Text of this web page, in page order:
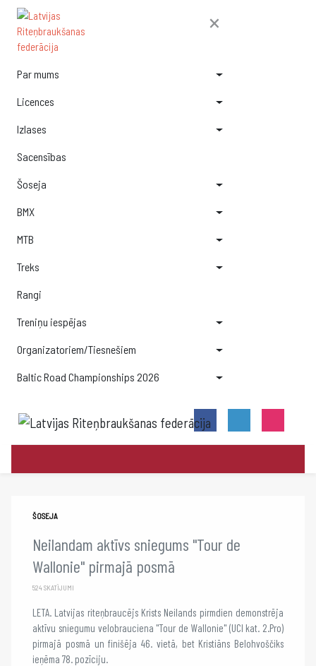
×
Par mums
Licences
Izlases
Sacensības
Šoseja
BMX
MTB
Treks
Rangi
Treniņu iespējas
Organizatoriem/Tiesnešiem
Baltic Road Championships 2026
ŠOSEJA
Neilandam aktīvs sniegums "Tour de
Wallonie" pirmajā posmā
524 SKATĪJUMI
LETA. Latvijas riteņbraucējs Krists Neilands pirmdien demonstrēja
aktīvu sniegumu velobrauciena "Tour de Wallonie" (UCI kat. 2.Pro)
pirmajā posmā un finišēja 46. vietā, bet Kristiāns Belohvoščiks
ieņēma 78. pozīciju.